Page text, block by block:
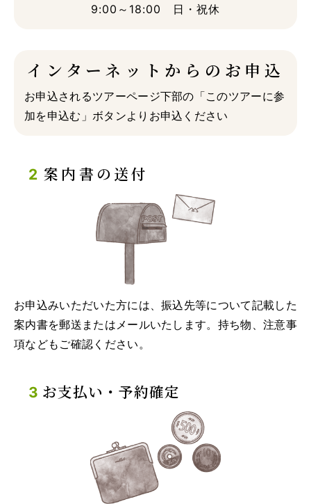
9:00～18:00 日・祝休
インターネットからのお申込
お申込されるツアーページ下部の「このツアーに参
加を申込む」ボタンよりお申込ください
案内書の送付
お申込みいただいた方には、振込先等について記載した
案内書を郵送またはメールいたします。持ち物、注意事
項などもご確認ください。
お支払い・予約確定